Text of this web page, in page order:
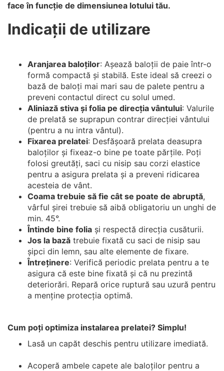
face în funcție de dimensiunea lotului tău.
Indicații de utilizare
Aranjarea baloților: Așează baloții de paie într-o
formă compactă și stabilă. Este ideal să creezi o
bază de baloți mai mari sau de palete pentru a
preveni contactul direct cu solul umed.
Aliniază stiva și folia pe direcția vântului: Valurile
de prelată se suprapun contrar direcției vântului
(pentru a nu intra vântul).
Fixarea prelatei: Desfășoară prelata deasupra
baloților și fixeaz-o bine pe toate părțile. Poți
folosi greutăți, saci cu nisip sau corzi elastice
pentru a asigura prelata și a preveni ridicarea
acesteia de vânt.
Coama trebuie să fie cât se poate de abruptă,
vârful șirei trebuie să aibă obligatoriu un unghi de
min. 45°.
Întinde bine folia și respectă direcția cusăturii.
Jos la bază trebuie fixată cu saci de nisip sau
șipci din lemn, sau alte elemente de fixare.
Întreținere: Verifică periodic prelata pentru a te
asigura că este bine fixată și că nu prezintă
deteriorări. Repară orice ruptură sau uzură pentru
a menține protecția optimă.
Cum poți optimiza instalarea prelatei? Simplu!
Lasă un capăt deschis pentru utilizare imediată.
Acoperă ambele capete ale baloților pentru a